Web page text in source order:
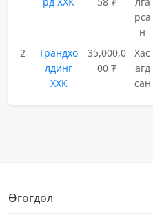
рса
н
2
Грандхо
лдинг
ХХК
35,000,0
00 ₮
Хас
агд
сан
Өгөгдөл